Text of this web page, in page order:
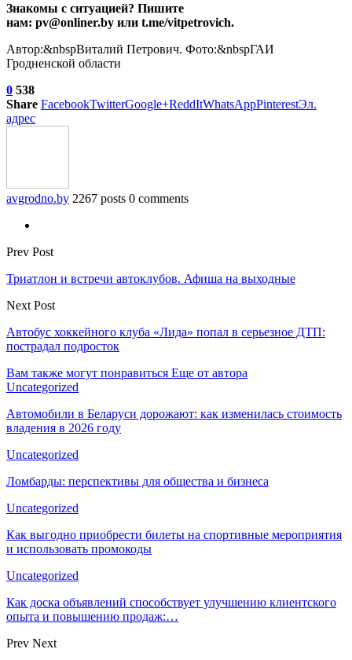
Знакомы с ситуацией? Пишите
нам: pv@onliner.by или t.me/vitpetrovich.
Автор:&nbspВиталий Петрович. Фото:&nbspГАИ
Гродненской области
0 538
Share FacebookTwitterGoogle+ReddItWhatsAppPinterestЭл.
адрес
avgrodno.by 2267 posts 0 comments
Prev Post
Триатлон и встречи автоклубов. Афиша на выходные
Next Post
Автобус хоккейного клуба «Лида» попал в серьезное ДТП:
пострадал подросток
Вам также могут понравиться Еще от автора
Uncategorized
Автомобили в Беларуси дорожают: как изменилась стоимость
владения в 2026 году
Uncategorized
Ломбарды: перспективы для общества и бизнеса
Uncategorized
Как выгодно приобрести билеты на спортивные мероприятия
и использовать промокоды
Uncategorized
Как доска объявлений способствует улучшению клиентского
опыта и повышению продаж:…
Prev Next